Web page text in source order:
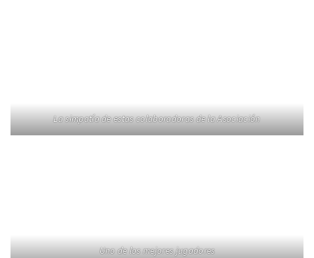
La simpatía de estas colaboradoras de la Asociación
Uno de los mejores jugadores